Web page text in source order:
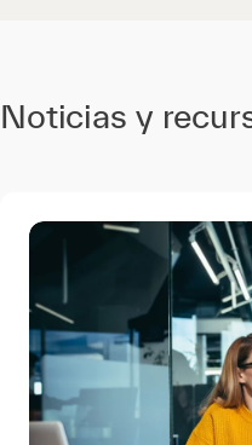
Noticias y